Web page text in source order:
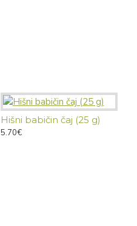
Hišni babičin čaj (25 g)
5.70€